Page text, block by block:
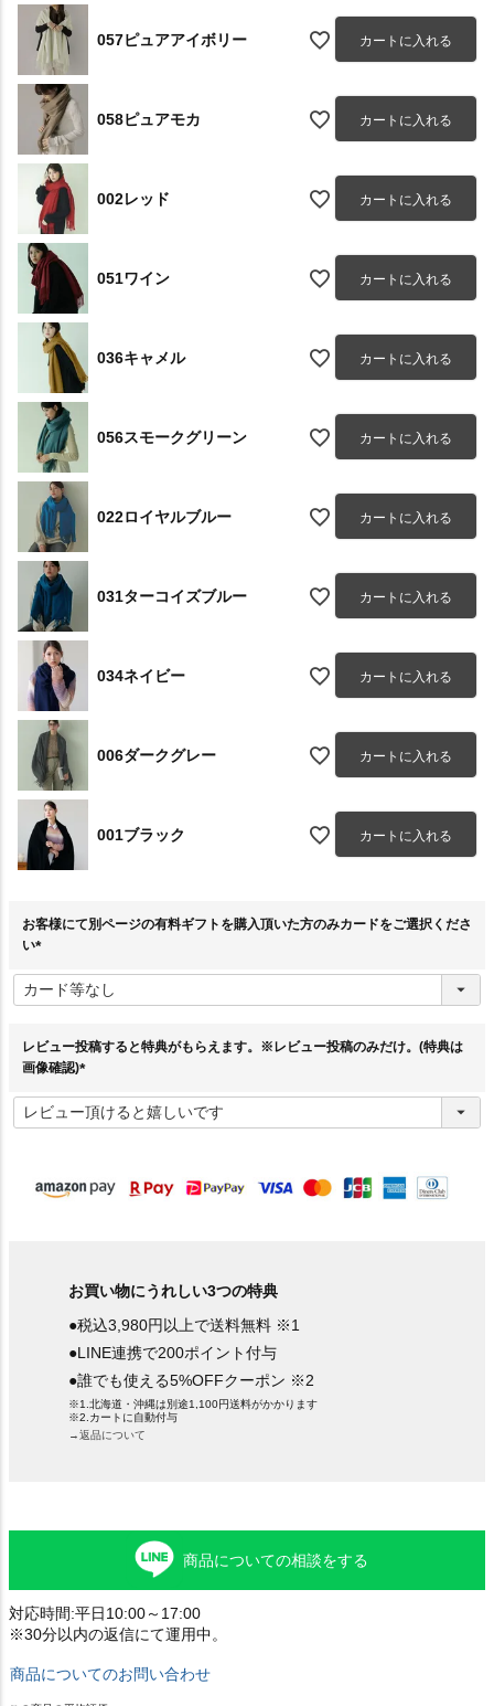
057ピュアアイボリー カートに入れる
058ピュアモカ カートに入れる
002レッド カートに入れる
051ワイン カートに入れる
036キャメル カートに入れる
056スモークグリーン カートに入れる
022ロイヤルブルー カートに入れる
031ターコイズブルー カートに入れる
034ネイビー カートに入れる
006ダークグレー カートに入れる
001ブラック カートに入れる
お客様にて別ページの有料ギフトを購入頂いた方のみカードをご選択くださ
い
必
須
レビュー投稿すると特典がもらえます。※レビュー投稿のみだけ。(特典は
画像確認)
必
須
お買い物にうれしい3つの特典
●税込3,980円以上で送料無料 ※1
●LINE連携で200ポイント付与
●誰でも使える5%OFFクーポン ※2
※1.北海道・沖縄は別途1,100円送料がかかります
※2.カートに自動付与
→返品について
商品についての相談をする
対応時間:平日10:00～17:00
※30分以内の返信にて運用中。
商品についてのお問い合わせ